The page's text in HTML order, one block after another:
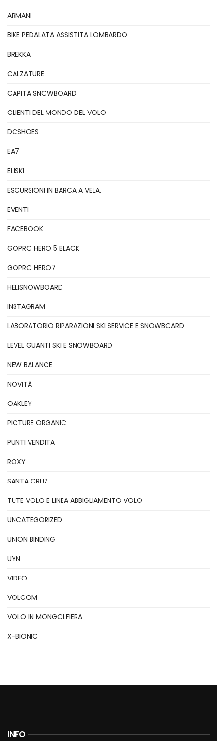
ARMANI
BIKE PEDALATA ASSISTITA LOMBARDO
BREKKA
CALZATURE
CAPITA SNOWBOARD
CLIENTI DEL MONDO DEL VOLO
DCSHOES
EA7
ELISKI
ESCURSIONI IN BARCA A VELA.
EVENTI
FACEBOOK
GOPRO HERO 5 BLACK
GOPRO HERO7
HELISNOWBOARD
INSTAGRAM
LABORATORIO RIPARAZIONI SKI SERVICE E SNOWBOARD
LEVEL GUANTI SKI E SNOWBOARD
NEW BALANCE
NOVITÃ
OAKLEY
PICTURE ORGANIC
PUNTI VENDITA
ROXY
SANTA CRUZ
TUTE VOLO E LINEA ABBIGLIAMENTO VOLO
UNCATEGORIZED
UNION BINDING
UYN
VIDEO
VOLCOM
VOLO IN MONGOLFIERA
X-BIONIC
INFO